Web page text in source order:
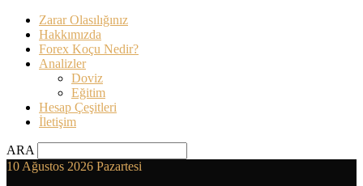
Zarar Olasılığınız
Hakkımızda
Forex Koçu Nedir?
Analizler
Doviz
Eğitim
Hesap Çeşitleri
İletişim
ARA
10 Ağustos 2026 Pazartesi